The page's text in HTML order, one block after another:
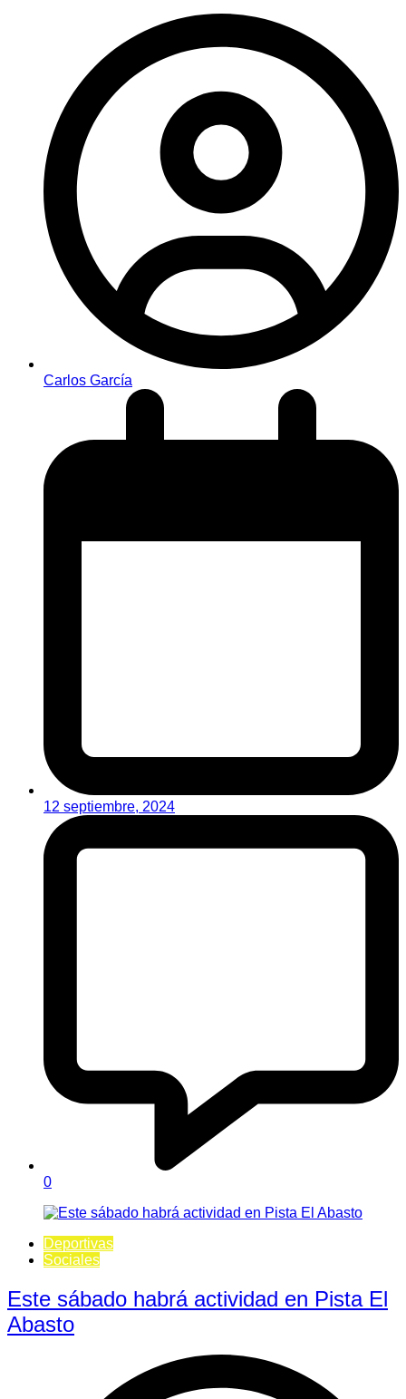
Carlos García
12 septiembre, 2024
0
Deportivas
Sociales
Este sábado habrá actividad en Pista El
Abasto